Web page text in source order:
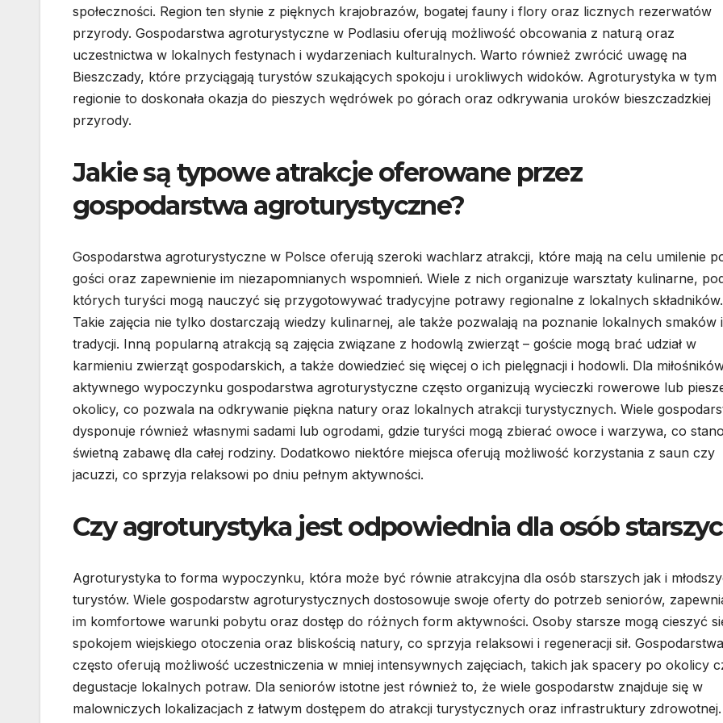
społeczności. Region ten słynie z pięknych krajobrazów, bogatej fauny i flory oraz licznych rezerwatów
przyrody. Gospodarstwa agroturystyczne w Podlasiu oferują możliwość obcowania z naturą oraz
uczestnictwa w lokalnych festynach i wydarzeniach kulturalnych. Warto również zwrócić uwagę na
Bieszczady, które przyciągają turystów szukających spokoju i urokliwych widoków. Agroturystyka w tym
regionie to doskonała okazja do pieszych wędrówek po górach oraz odkrywania uroków bieszczadzkiej
przyrody.
Jakie są typowe atrakcje oferowane przez
gospodarstwa agroturystyczne?
Gospodarstwa agroturystyczne w Polsce oferują szeroki wachlarz atrakcji, które mają na celu umilenie
gości oraz zapewnienie im niezapomnianych wspomnień. Wiele z nich organizuje warsztaty kulinarne,
których turyści mogą nauczyć się przygotowywać tradycyjne potrawy regionalne z lokalnych składników.
Takie zajęcia nie tylko dostarczają wiedzy kulinarnej, ale także pozwalają na poznanie lokalnych smaków i
tradycji. Inną popularną atrakcją są zajęcia związane z hodowlą zwierząt – goście mogą brać udział w
karmieniu zwierząt gospodarskich, a także dowiedzieć się więcej o ich pielęgnacji i hodowli. Dla
aktywnego wypoczynku gospodarstwa agroturystyczne często organizują wycieczki rowerowe lub
okolicy, co pozwala na odkrywanie piękna natury oraz lokalnych atrakcji turystycznych. Wiele
dysponuje również własnymi sadami lub ogrodami, gdzie turyści mogą zbierać owoce i warzywa, co
świetną zabawę dla całej rodziny. Dodatkowo niektóre miejsca oferują możliwość korzystania z saun czy
jacuzzi, co sprzyja relaksowi po dniu pełnym aktywności.
Czy agroturystyka jest odpowiednia dla osób
Agroturystyka to forma wypoczynku, która może być równie atrakcyjna dla osób starszych jak i
turystów. Wiele gospodarstw agroturystycznych dostosowuje swoje oferty do potrzeb seniorów,
im komfortowe warunki pobytu oraz dostęp do różnych form aktywności. Osoby starsze mogą cieszyć
spokojem wiejskiego otoczenia oraz bliskością natury, co sprzyja relaksowi i regeneracji sił. Gospodarstwa
często oferują możliwość uczestniczenia w mniej intensywnych zajęciach, takich jak spacery po okolicy
degustacje lokalnych potraw. Dla seniorów istotne jest również to, że wiele gospodarstw znajduje się w
malowniczych lokalizacjach z łatwym dostępem do atrakcji turystycznych oraz infrastruktury zdrowotnej.